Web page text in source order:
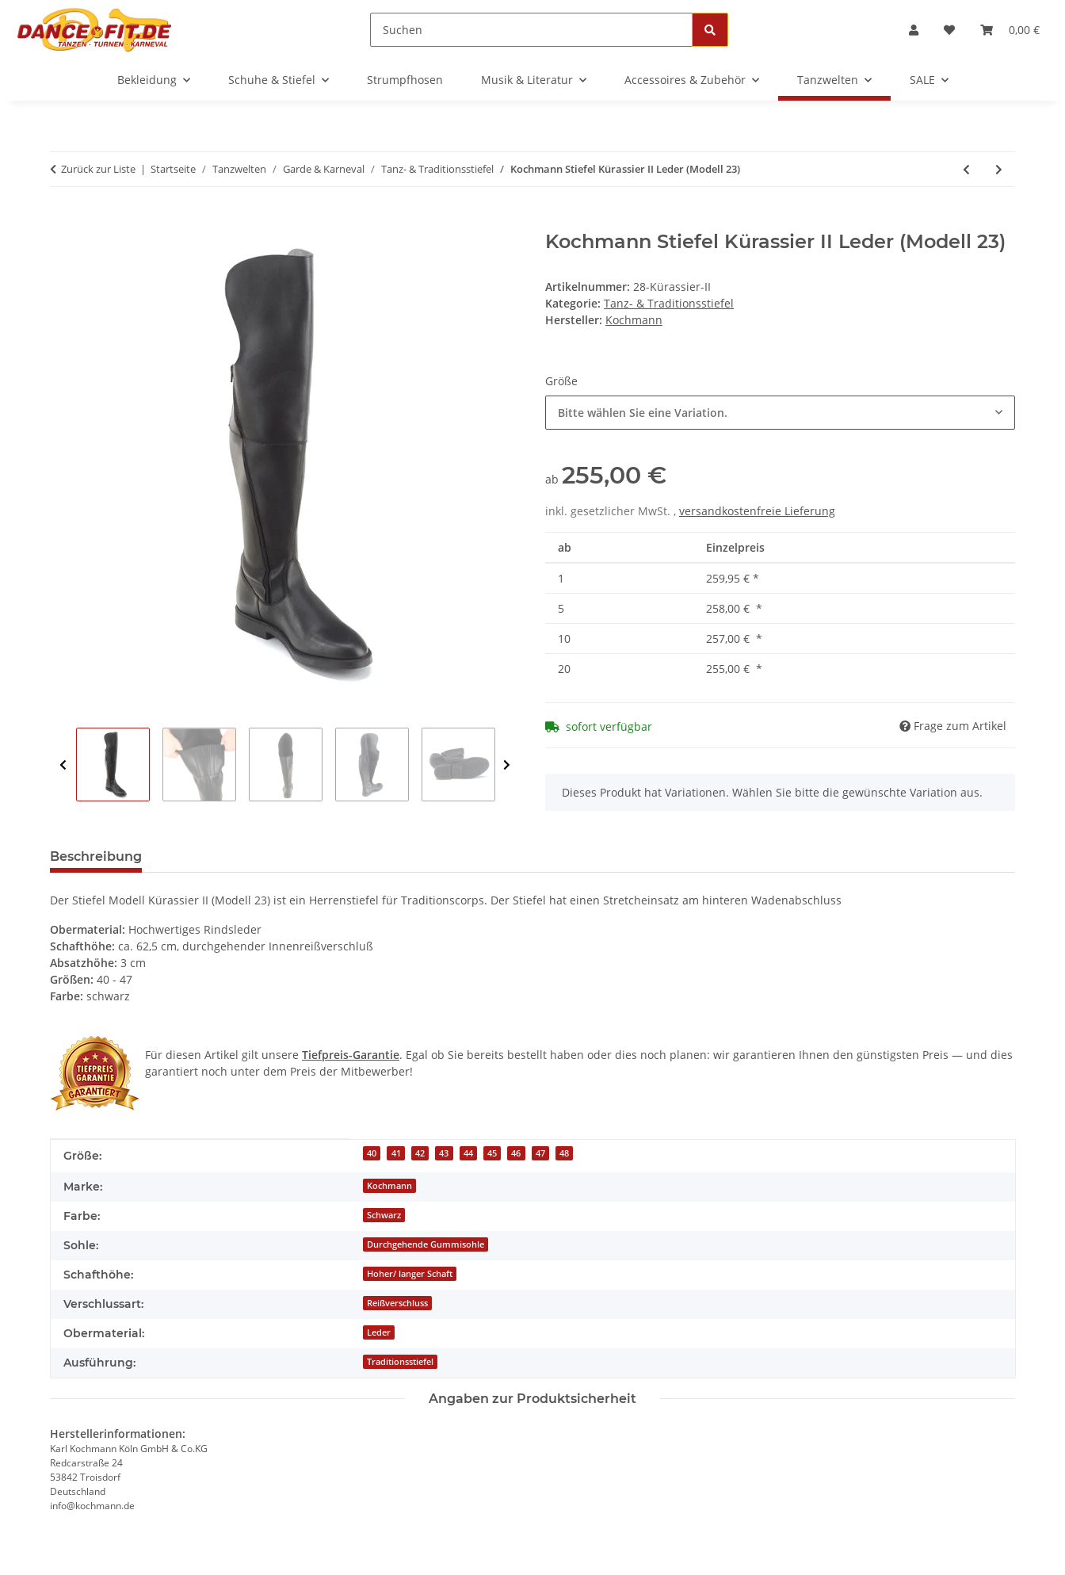
0,00 €
Bekleidung Schuhe & Stiefel Strumpfhosen Musik & Literatur Accessoires & Zubehör Tanzwelten SALE
Zurück zur Liste Startseite Tanzwelten Garde & Karneval Tanz- & Traditionsstiefel Kochmann Stiefel Kürassier II Leder (Modell 23)
Kochmann Stiefel Kürassier II Leder (Modell 23)
Artikelnummer: 28-Kürassier-II
Kategorie: Tanz- & Traditionsstiefel
Hersteller: Kochmann
Größe
Bitte wählen Sie eine Variation.
ab 255,00 €
inkl. gesetzlicher MwSt. , versandkostenfreie Lieferung
ab Einzelpreis
1 259,95 € *
5
258,00 € *
10
257,00 € *
20
255,00 € *
sofort verfügbar Frage zum Artikel
x
Dieses Produkt hat Variationen. Wählen Sie bitte die gewünschte Variation aus.
Beschreibung
Der Stiefel Modell Kürassier II (Modell 23) ist ein Herrenstiefel für Traditionscorps. Der Stiefel hat einen Stretcheinsatz am hinteren Wadenabschluss
Obermaterial: Hochwertiges Rindsleder
Schafthöhe: ca. 62,5 cm, durchgehender Innenreißverschluß
Absatzhöhe: 3 cm
Größen: 40 - 47
Farbe: schwarz
Für diesen Artikel gilt unsere Tiefpreis-Garantie. Egal ob Sie bereits bestellt haben oder dies noch planen: wir garantieren Ihnen den günstigsten Preis — und dies
garantiert noch unter dem Preis der Mitbewerber!
Produkteigenschaft
Wert
Größe: 40 41 42 43 44 45 46 47 48
Marke: Kochmann
Farbe: Schwarz
Sohle: Durchgehende Gummisohle
Schafthöhe: Hoher/ langer Schaft
Verschlussart: Reißverschluss
Obermaterial: Leder
Ausführung: Traditionsstiefel
Angaben zur Produktsicherheit
Herstellerinformationen:
Karl Kochmann Köln GmbH & Co.KG
Redcarstraße 24
53842 Troisdorf
Deutschland
info@kochmann.de